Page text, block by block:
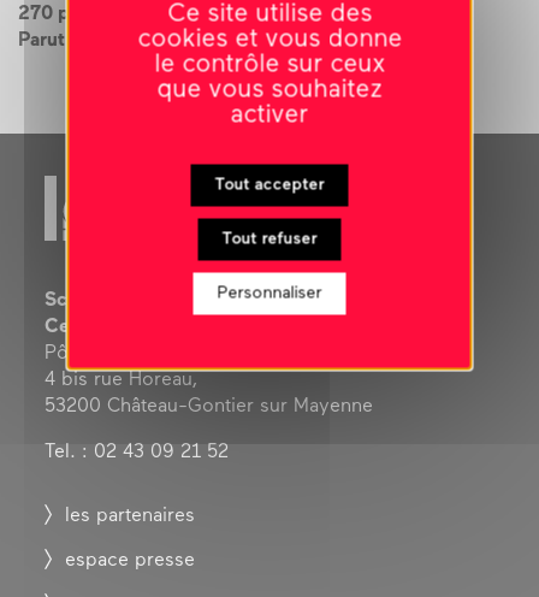
270 pages noir et blanc
Parution 2003
Scène nationale
Centre d’art contemporain
Pôle culturel Les Ursulines
4 bis rue Horeau,
53200 Château-Gontier sur Mayenne
Tel. : 02 43 09 21 52
les partenaires
espace presse
Ce site utilise des
cookies et vous donne
le contrôle sur ceux
que vous souhaitez
activer
Tout accepter
Tout refuser
Personnaliser